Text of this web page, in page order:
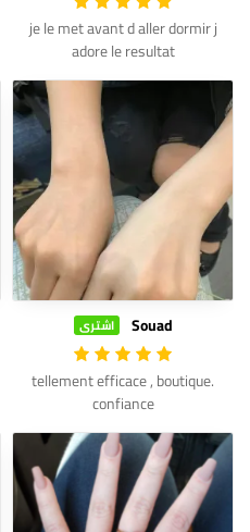
je le met avant d aller dormir j
adore le resultat
Souad اشترى
.tellement efficace , boutique
confiance